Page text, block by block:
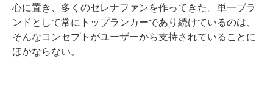
心に置き、多くのセレナファンを作ってきた。単一ブラ
ンドとして常にトップランカーであり続けているのは、
そんなコンセプトがユーザーから支持されていることに
ほかならない。